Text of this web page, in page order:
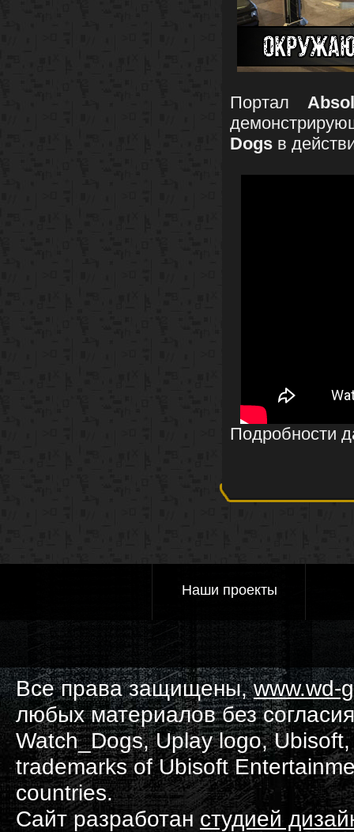
Портал
Dogs в
Подробности
Наши проекты
Все права защищены,www.wd-
любых материалов без
Watch_Dogs, Uplay logo,
trademarks of Ubisoft
countries.
Сайт разработанстудией